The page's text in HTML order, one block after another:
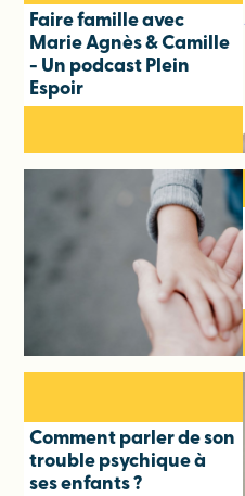
Faire famille avec
Marie Agnès & Camille
- Un podcast Plein
Espoir
Comment parler de son
trouble psychique à
ses enfants ?